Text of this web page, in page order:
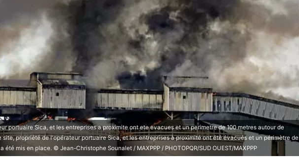
portuaire Sica, et les entreprises a proximite ont ete evacues et un perimetre de 100 metres autour de
site, propriété de l'opérateur portuaire Sica, et les entreprises à proximité ont été évacués et un périmètre de
été mis en place. © Jean-Christophe Sounalet / MAXPPP / PHOTOPQR/SUD OUEST/MAXPPP